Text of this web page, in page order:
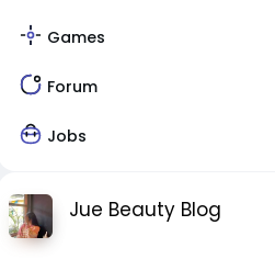
Games
Forum
Jobs
Jue Beauty Blog